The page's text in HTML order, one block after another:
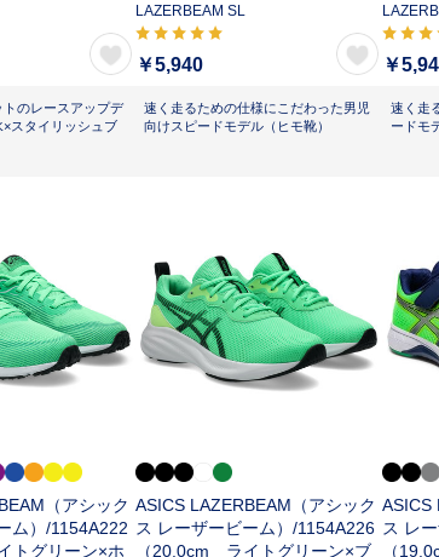
のレースアップデ
スタイリッシュブ
LAZERBEAM SL
￥5,940
速く走るための仕様にこだわった男児
向けスピードモデル（ヒモ靴）
￥
速く走
ードモ
（アシック
ム）/1154A222
トグリーン×ホ
ASICS LAZERBEAM（アシック
ス レーザービーム）/1154A226
（20.0cm ライトグリーン×ブ
ASICS
ス レ
（